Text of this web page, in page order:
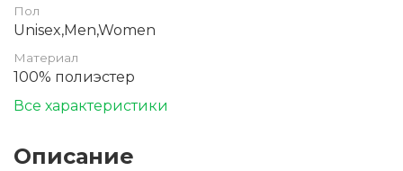
Пол
Unisex,Men,Women
Материал
100% полиэстер
Все характеристики
Описание